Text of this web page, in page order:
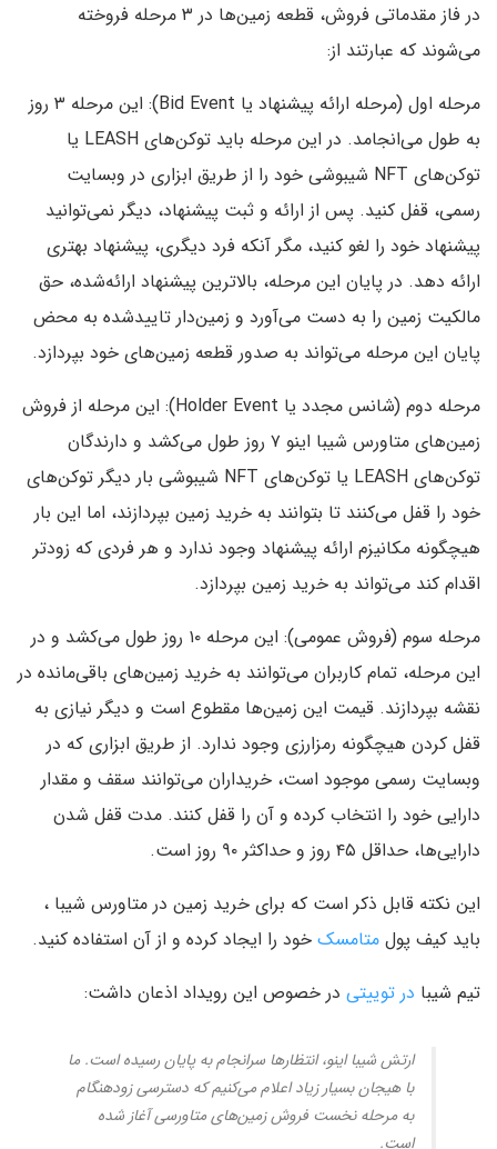
در فاز مقدماتی فروش، قطعه زمین‌ها در ۳ مرحله فروخته
می‌شوند که عبارتند از:
مرحله اول (مرحله ارائه پیشنهاد یا Bid Event): این مرحله ۳ روز
به طول می‌انجامد. در این مرحله باید توکن‌‌های LEASH یا
توکن‌های NFT شیبوشی خود را از طریق ابزاری در وبسایت
رسمی، قفل کنید. پس از ارائه و ثبت پیشنهاد، دیگر نمی‌توانید
پیشنهاد خود را لغو کنید، مگر آنکه فرد دیگری، پیشنهاد بهتری
ارائه دهد. در پایان این مرحله، بالاترین پیشنهاد ارائه‌شده، حق
مالکیت زمین را به دست می‌آورد و زمین‌دار تاییدشده به محض
پایان این مرحله می‌تواند به صدور قطعه زمین‌های خود بپردازد.
مرحله دوم (شانس مجدد یا Holder Event): این مرحله از فروش
زمین‌های متاورس شیبا اینو ۷ روز طول می‌کشد و دارندگان
توکن‌های LEASH یا توکن‌های NFT شیبوشی بار دیگر توکن‌های
خود را قفل می‌کنند تا بتوانند به خرید زمین بپردازند، اما این بار
هیچگونه مکانیزم ارائه پیشنهاد وجود ندارد و هر فردی که زودتر
اقدام کند می‌تواند به خرید زمین بپردازد.
مرحله سوم (فروش عمومی): این مرحله ۱۰ روز طول می‌کشد و در
این مرحله،‌ تمام کاربران می‌توانند به خرید زمین‌های باقی‌مانده در
نقشه بپردازند. قیمت این زمین‌ها مقطوع است و دیگر نیازی به
قفل کردن هیچگونه رمزارزی وجود ندارد. از طریق ابزاری که در
وبسایت رسمی موجود است، خریداران می‌توانند سقف و مقدار
دارایی خود را انتخاب کرده و آن را قفل کنند. مدت قفل شدن
دارایی‌ها، حداقل ۴۵ روز و حداکثر ۹۰ روز است.
این نکته قابل ذکر است که برای خرید زمین در متاورس شیبا ،
باید کیف پول متامسک خود را ایجاد کرده و از آن استفاده کنید.
تیم شیبا در توییتی در خصوص این رویداد اذعان داشت:
ارتش شیبا اینو، انتظارها سرانجام به پایان رسیده است. ما
با هیجان بسیار زیاد اعلام می‌کنیم که دسترسی زودهنگام
به مرحله نخست فروش زمین‌های متاورسی آغاز شده
است.